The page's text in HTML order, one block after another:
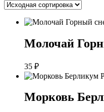
Молочай
35 ₽
Морковь